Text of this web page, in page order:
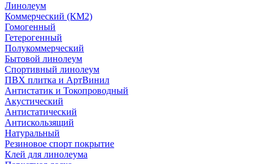
Линолеум
Коммерческий (КМ2)
Гомогенный
Гетерогенный
Полукоммерческий
Бытовой линолеум
Спортивный линолеум
ПВХ плитка и АртВинил
Антистатик и Токопроводный
Акустический
Антистатический
Антискользящий
Натуральный
Резиновое спорт покрытие
Клей для линолеума